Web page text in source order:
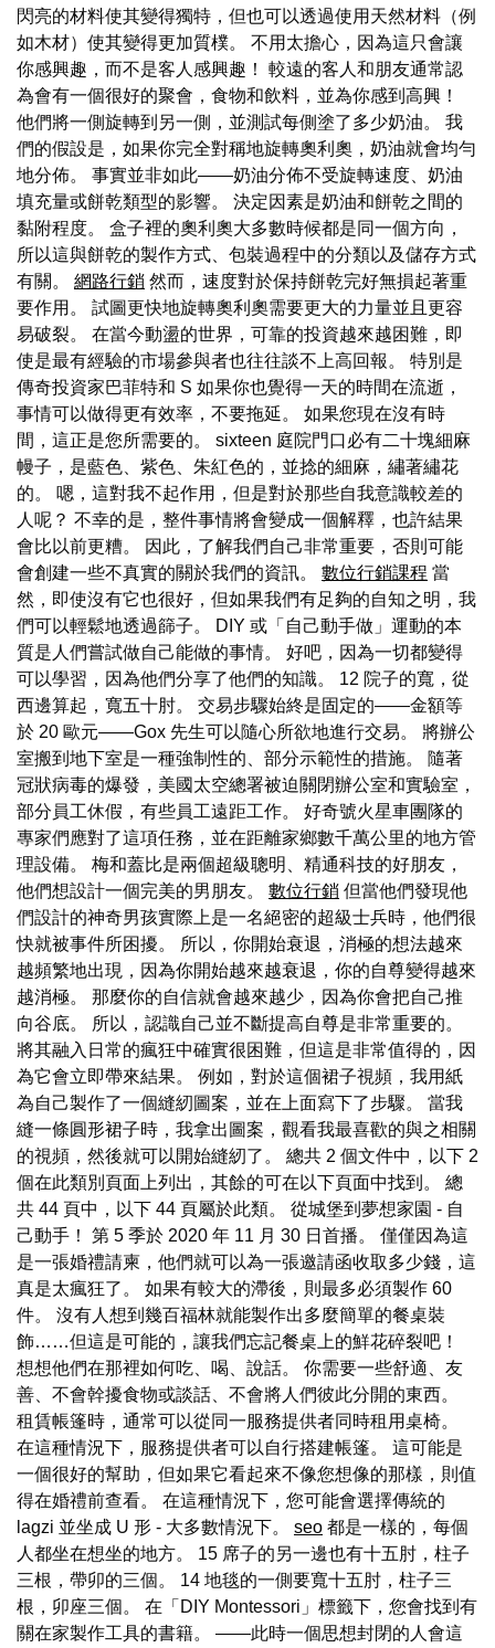
閃亮的材料使其變得獨特，但也可以透過使用天然材料（例
如木材）使其變得更加質樸。 不用太擔心，因為這只會讓
你感興趣，而不是客人感興趣！ 較遠的客人和朋友通常認
為會有一個很好的聚會，食物和飲料，並為你感到高興！
他們將一側旋轉到另一側，並測試每側塗了多少奶油。 我
們的假設是，如果你完全對稱地旋轉奧利奧，奶油就會均勻
地分佈。 事實並非如此——奶油分佈不受旋轉速度、奶油
填充量或餅乾類型的影響。 決定因素是奶油和餅乾之間的
黏附程度。 盒子裡的奧利奧大多數時候都是同一個方向，
所以這與餅乾的製作方式、包裝過程中的分類以及儲存方式
有關。 網路行銷 然而，速度對於保持餅乾完好無損起著重
要作用。 試圖更快地旋轉奧利奧需要更大的力量並且更容
易破裂。 在當今動盪的世界，可靠的投資越來越困難，即
使是最有經驗的市場參與者也往往談不上高回報。 特別是
傳奇投資家巴菲特和 S 如果你也覺得一天的時間在流逝，
事情可以做得更有效率，不要拖延。 如果您現在沒有時
間，這正是您所需要的。 sixteen 庭院門口必有二十塊細麻
幔子，是藍色、紫色、朱紅色的，並捻的細麻，繡著繡花
的。 嗯，這對我不起作用，但是對於那些自我意識較差的
人呢？ 不幸的是，整件事情將會變成一個解釋，也許結果
會比以前更糟。 因此，了解我們自己非常重要，否則可能
會創建一些不真實的關於我們的資訊。 數位行銷課程 當
然，即使沒有它也很好，但如果我們有足夠的自知之明，我
們可以輕鬆地透過篩子。 DIY 或「自己動手做」運動的本
質是人們嘗試做自己能做的事情。 好吧，因為一切都變得
可以學習，因為他們分享了他們的知識。 12 院子的寬，從
西邊算起，寬五十肘。 交易步驟始終是固定的——金額等
於 20 歐元——Gox 先生可以隨心所欲地進行交易。 將辦公
室搬到地下室是一種強制性的、部分示範性的措施。 隨著
冠狀病毒的爆發，美國太空總署被迫關閉辦公室和實驗室，
部分員工休假，有些員工遠距工作。 好奇號火星車團隊的
專家們應對了這項任務，並在距離家鄉數千萬公里的地方管
理設備。 梅和蓋比是兩個超級聰明、精通科技的好朋友，
他們想設計一個完美的男朋友。 數位行銷 但當他們發現他
們設計的神奇男孩實際上是一名絕密的超級士兵時，他們很
快就被事件所困擾。 所以，你開始衰退，消極的想法越來
越頻繁地出現，因為你開始越來越衰退，你的自尊變得越來
越消極。 那麼你的自信就會越來越少，因為你會把自己推
向谷底。 所以，認識自己並不斷提高自尊是非常重要的。
將其融入日常的瘋狂中確實很困難，但這是非常值得的，因
為它會立即帶來結果。 例如，對於這個裙子視頻，我用紙
為自己製作了一個縫紉圖案，並在上面寫下了步驟。 當我
縫一條圓形裙子時，我拿出圖案，觀看我最喜歡的與之相關
的視頻，然後就可以開始縫紉了。 總共 2 個文件中，以下 2
個在此類別頁面上列出，其餘的可在以下頁面中找到。 總
共 44 頁中，以下 44 頁屬於此類。 從城堡到夢想家園 - 自
己動手！ 第 5 季於 2020 年 11 月 30 日首播。 僅僅因為這
是一張婚禮請柬，他們就可以為一張邀請函收取多少錢，這
真是太瘋狂了。 如果有較大的滯後，則最多必須製作 60
件。 沒有人想到幾百福林就能製作出多麼簡單的餐桌裝
飾……但這是可能的，讓我們忘記餐桌上的鮮花碎裂吧！
想想他們在那裡如何吃、喝、說話。 你需要一些舒適、友
善、不會幹擾食物或談話、不會將人們彼此分開的東西。
租賃帳篷時，通常可以從同一服務提供者同時租用桌椅。
在這種情況下，服務提供者可以自行搭建帳篷。 這可能是
一個很好的幫助，但如果它看起來不像您想像的那樣，則值
得在婚禮前查看。 在這種情況下，您可能會選擇傳統的
lagzi 並坐成 U 形 - 大多數情況下。 seo 都是一樣的，每個
人都坐在想坐的地方。 15 席子的另一邊也有十五肘，柱子
三根，帶卯的三個。 14 地毯的一側要寬十五肘，柱子三
根，卯座三個。 在「DIY Montessori」標籤下，您會找到有
關在家製作工具的書籍。 ——此時一個思想封閉的人會這